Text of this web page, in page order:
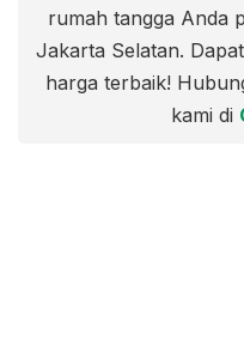
rumah tangga Anda
Jakarta Selatan.
harga terbaik!
kami di